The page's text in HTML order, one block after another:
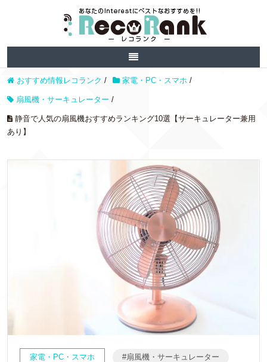
おすすめ情報レコランク / 家電・PC・スマホ /
扇風機・サーキュレーター /
静音で人気の扇風機おすすめランキング10選【サーキュレーター兼用
あり】
家電・PC・スマホ 扇風機・サーキュレーター